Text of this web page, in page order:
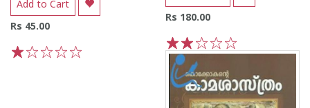
Add to Cart
Rs 45.00
Rs 180.00
5
4
3
2
1